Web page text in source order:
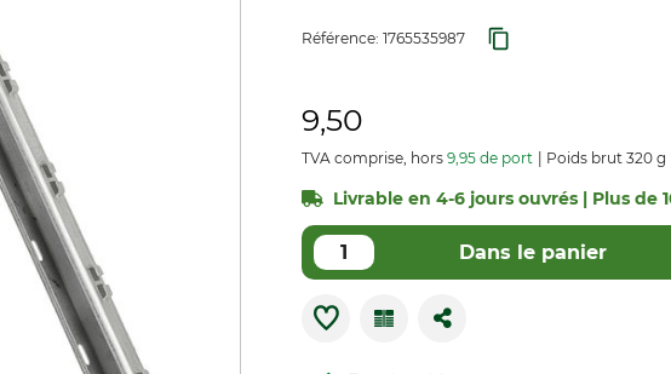
Référence: 1765535987
9,50
TVA comprise, hors 9,95 de port Poids brut 320 g
Livrable en 4-6 jours ouvrés | Plus de
Dans le panier